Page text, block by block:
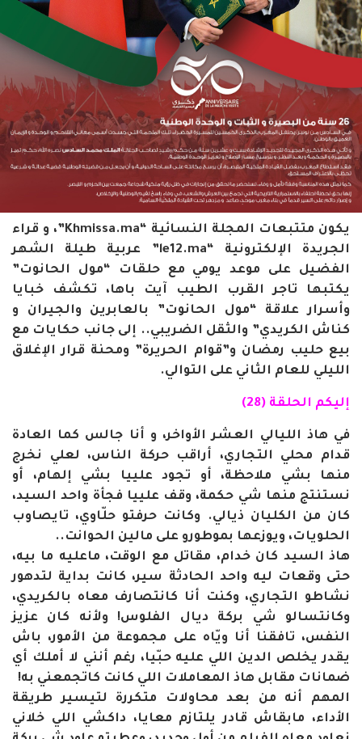
يكون متتبعات المجلة النسائية “Khmissa.ma”، و قراء
الجريدة الإلكترونية “le12.ma” عربية طيلة الشهر
الفضيل على موعد يومي مع حلقات “مول الحانوت”
يكتبها تاجر القرب الطيب آيت باها، تكشف خبايا
وأسرار علاقة “مول الحانوت” بالعابرين والجيران و
كناش الكريدي” والثقل الضريبي.. إلى جانب حكايات مع
بيع حليب رمضان و”قوام الحريرة” ومحنة قرار الإغلاق
الليلي للعام الثاني على التوالي.
إليكم الحلقة (28)
في هاذ الليالي العشر الأواخر، و أنا جالس كما العادة
قدام محلي التجاري، أراقب حركة الناس، لعلي نخرج
منها بشي ملاحظة، أو تجود علييا بشي إلهام، أو
نستنتج منها شي حكمة، وقف علييا فجأة واحد السيد،
كان من الكليان ذيالي. وكانت حرفتو حلّاوي، تايصاوب
الحلويات، ويوزعها بموطورو على مالين الحوانت..
هاذ السيد كان خدام، مقاتل مع الوقت، ماعليه ما بيه،
حتى وقعات ليه واحد الحادثة سير، كانت بداية لتدهور
نشاطو التجاري، وكنت أنا كانتصارف معاه بالكريدي،
وكانتسالو شي بركة ديال الفلوس! ولأنه كان عزيز
النفس، تافقنا أنا ويّاه على مجموعة من الأمور، باش
يقدر يخلص الدين اللي عليه حبّيا، رغم أنني لا أملك أي
ضمانات مقابل هاذ المعاملات اللي كانت كاتجمعني به!
المهم أنه من بعد محاولات متكررة لتيسير طريقة
الأداء، مابقاش قادر يلتازم معايا، داكشي اللي خلاني